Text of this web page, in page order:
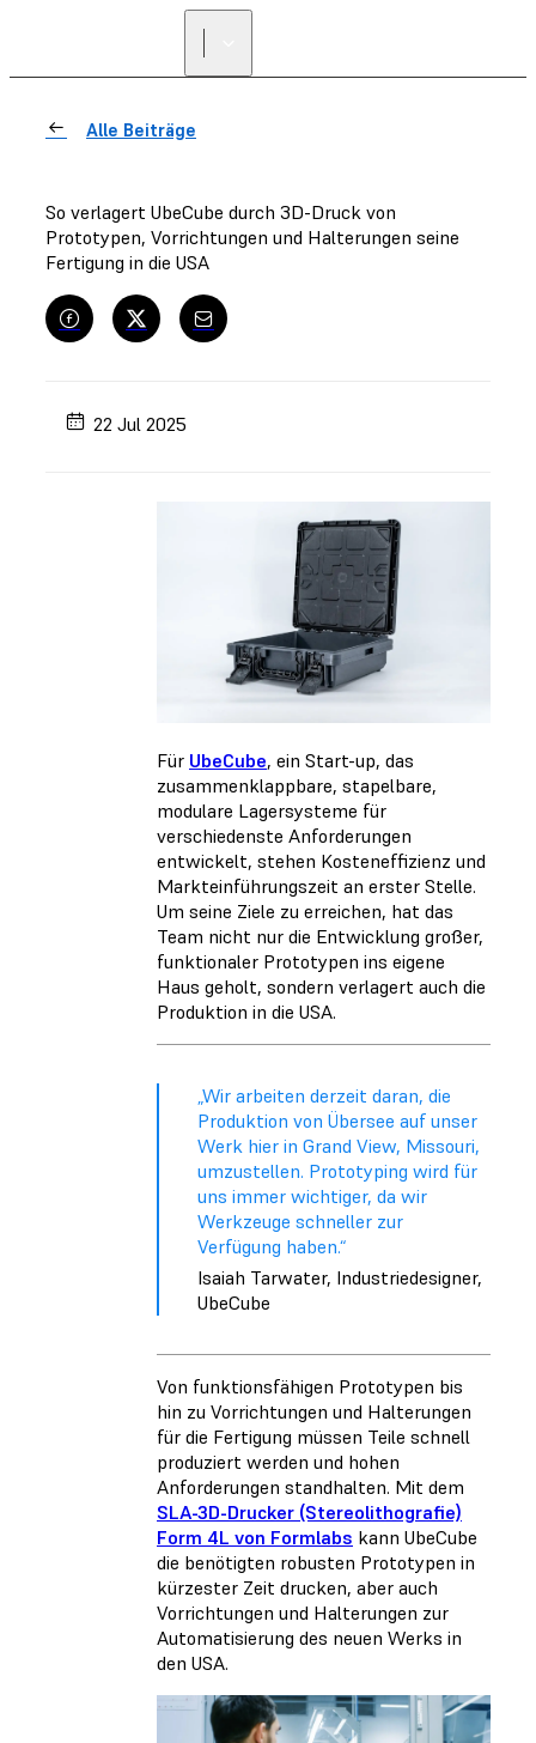
Alle Beiträge
So verlagert UbeCube durch 3D-Druck von
Prototypen, Vorrichtungen und Halterungen seine
Fertigung in die USA
22 Jul 2025
Für UbeCube, ein Start-up, das
zusammenklappbare, stapelbare,
modulare Lagersysteme für
verschiedenste Anforderungen
entwickelt, stehen Kosteneffizienz und
Markteinführungszeit an erster Stelle.
Um seine Ziele zu erreichen, hat das
Team nicht nur die Entwicklung großer,
funktionaler Prototypen ins eigene
Haus geholt, sondern verlagert auch die
Produktion in die USA.
„Wir arbeiten derzeit daran, die
Produktion von Übersee auf unser
Werk hier in Grand View, Missouri,
umzustellen. Prototyping wird für
uns immer wichtiger, da wir
Werkzeuge schneller zur
Verfügung haben.“
Isaiah Tarwater, Industriedesigner,
UbeCube
Von funktionsfähigen Prototypen bis
hin zu Vorrichtungen und Halterungen
für die Fertigung müssen Teile schnell
produziert werden und hohen
Anforderungen standhalten. Mit dem
SLA-3D-Drucker (Stereolithografie)
Form 4L von Formlabs kann UbeCube
die benötigten robusten Prototypen in
kürzester Zeit drucken, aber auch
Vorrichtungen und Halterungen zur
Automatisierung des neuen Werks in
den USA.